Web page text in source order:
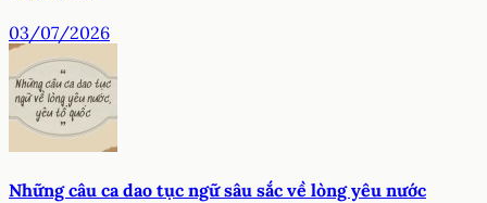
03/07/2026
Những câu ca dao tục ngữ sâu sắc về lòng yêu nước